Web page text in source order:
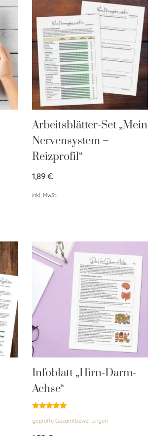
Arbeitsblätter-Set „Mein
Nervensystem –
Reizprofil“
1,89 €
inkl. MwSt.
Infoblatt „Hirn-Darm-
Achse“
mit
von 5
geprüfte Gesamtbewertungen